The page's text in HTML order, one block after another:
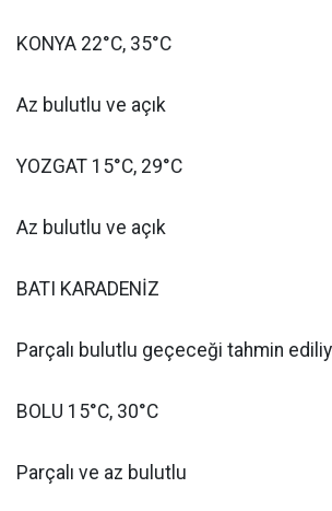
KONYA 22°C, 35°C
Az bulutlu ve açık
YOZGAT 15°C, 29°C
Az bulutlu ve açık
BATI KARADENİZ
Parçalı bulutlu geçeceği tahmin
BOLU 15°C, 30°C
Parçalı ve az bulutlu